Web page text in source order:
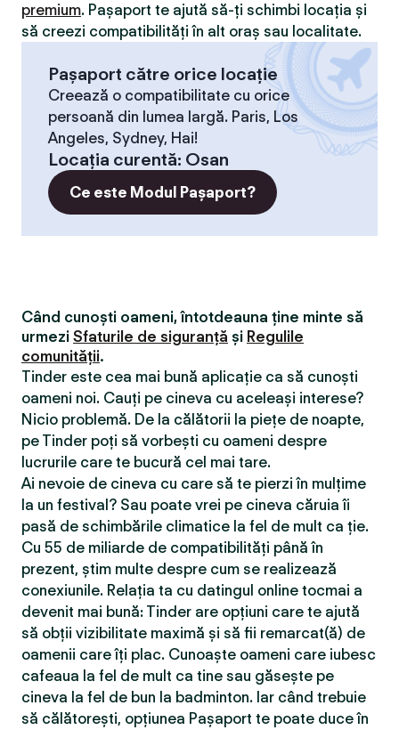
premium. Pașaport te ajută să-ți schimbi locația și
să creezi compatibilităţi în alt oraș sau localitate.
Pașaport către orice locație
Creează o compatibilitate cu orice
persoană din lumea largă. Paris, Los
Angeles, Sydney, Hai!
Locaţia curentă: Osan
Ce este Modul Pașaport?
Când cunoști oameni, întotdeauna ține minte să
urmezi Sfaturile de siguranță și Regulile
comunității.
Tinder este cea mai bună aplicație ca să cunoști
oameni noi. Cauți pe cineva cu aceleași interese?
Nicio problemă. De la călătorii la piețe de noapte,
pe Tinder poți să vorbești cu oameni despre
lucrurile care te bucură cel mai tare.
Ai nevoie de cineva cu care să te pierzi în mulțime
la un festival? Sau poate vrei pe cineva căruia îi
pasă de schimbările climatice la fel de mult ca ție.
Cu 55 de miliarde de compatibilităţi până în
prezent, știm multe despre cum se realizează
conexiunile. Relația ta cu datingul online tocmai a
devenit mai bună: Tinder are opțiuni care te ajută
să obții vizibilitate maximă și să fii remarcat(ă) de
oamenii care îți plac. Cunoaște oameni care iubesc
cafeaua la fel de mult ca tine sau găsește pe
cineva la fel de bun la badminton. Iar când trebuie
să călătorești, opțiunea Pașaport te poate duce în